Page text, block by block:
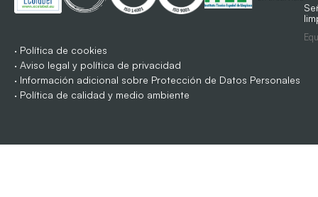
· Política de cookies
· Aviso legal y política de privacidad
· Información adicional sobre Protección de Datos Personales
· Política de calidad y medio ambiente